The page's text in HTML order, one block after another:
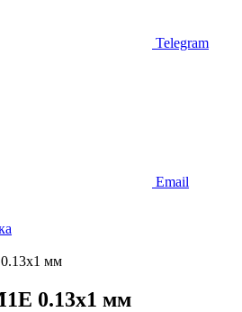
Telegram
Email
мм
0.13х1 мм